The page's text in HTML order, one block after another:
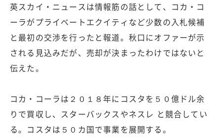
英スカイ・ニュースは情報筋の話として、コカ・コ
ーラがプライベートエクイティなど少数の入札候補
と最初の交渉を行ったと報道。秋口にオファーが示
される見込みだが、売却が決まったわけではないと
伝えた。
コカ・コーラは２０１８年にコスタを５０億ドル余
りで買収し、スターバックスやネスレ と競合してい
る。コスタは５０カ国で事業を展開する。